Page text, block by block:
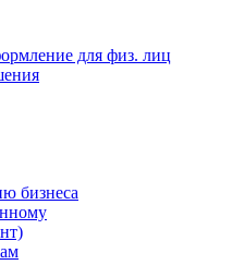
для физ. лиц
бизнеса